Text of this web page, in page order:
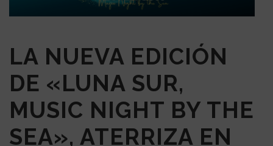
LA NUEVA EDICIÓN
DE «LUNA SUR,
MUSIC NIGHT BY THE
SEA», ATERRIZA EN